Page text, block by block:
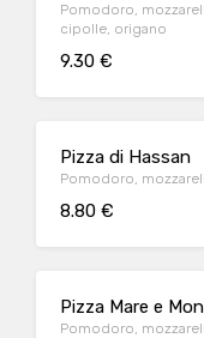
Pomodoro,
cipolle, origano
9.30 €
Pizza di Hassan
Pomodoro,
8.80 €
Pizza Mare e
Pomodoro,